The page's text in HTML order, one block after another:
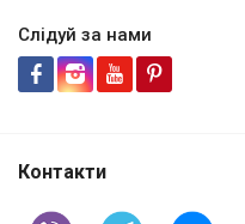
Слідуй за нами
Контакти